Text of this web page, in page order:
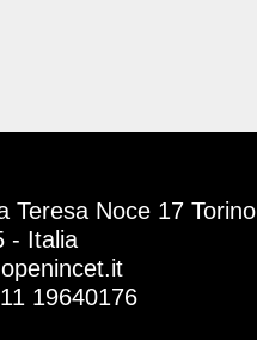
Teresa Noce 17 Torino
- Italia
19640176